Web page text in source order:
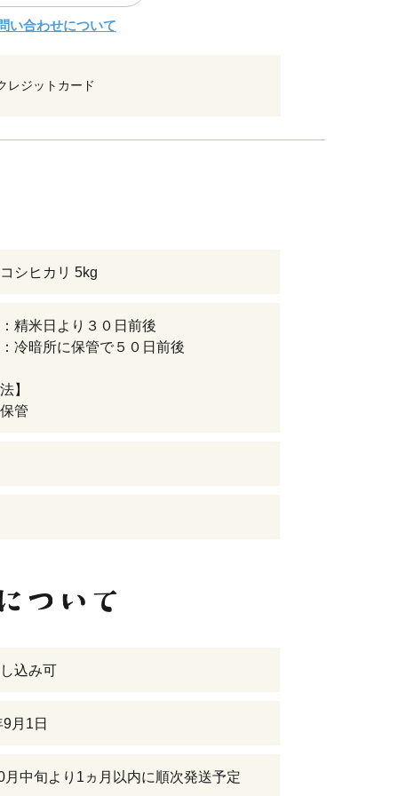
い合わせについて
レジットカード
シヒカリ 5kg
精米日より３０日前後
冷暗所に保管で５０日前後
】
管
込み可
月1日
月中旬より1ヵ月以内に順次発送予定